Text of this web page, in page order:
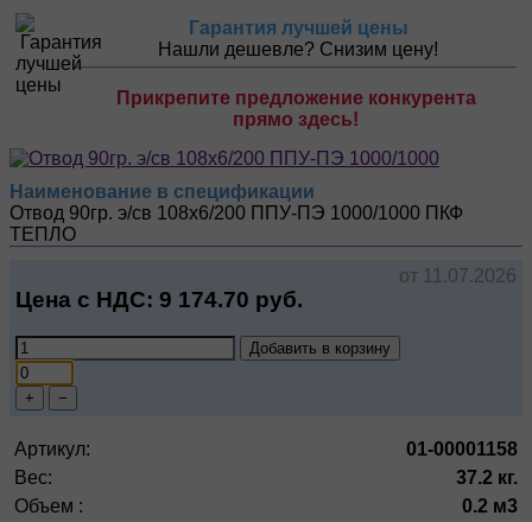
Гарантия лучшей цены
Нашли дешевле? Снизим цену!
Прикрепите предложение конкурента
прямо здесь!
Наименование в спецификации
Отвод 90гр. э/св 108х6/200 ППУ-ПЭ 1000/1000 ПКФ
ТЕПЛО
от 11.07.2026
Цена с НДС: 9 174.70 руб.
Добавить в корзину
+ −
Артикул:
01-00001158
Вес:
37.2 кг.
Объем :
0.2 м3